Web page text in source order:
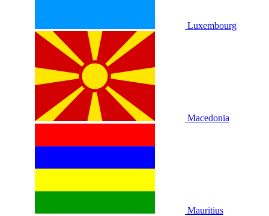
Luxembourg
Macedonia
Mauritius